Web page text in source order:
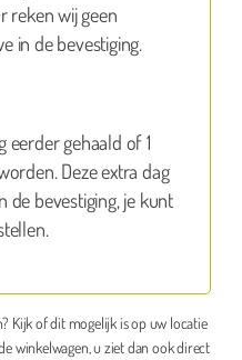
reken wij geen
in de bevestiging.
eerder gehaald of 1
Deze extra dag
de bevestiging, je kunt
Kijk of dit mogelijk is op uw locatie
winkelwagen, u ziet dan ook direct